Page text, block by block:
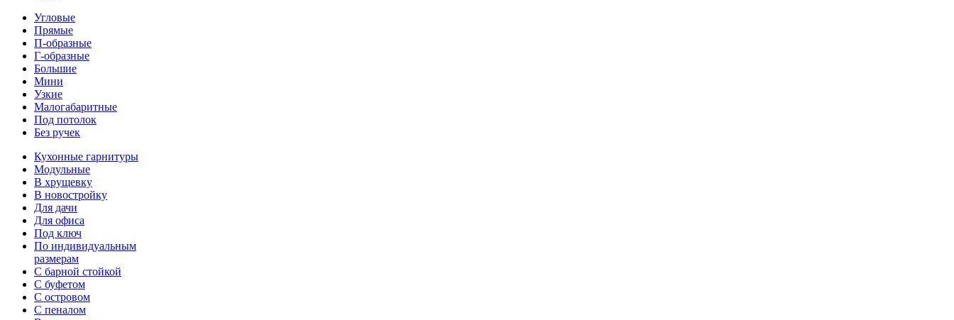
Угловые
Прямые
П-образные
Г-образные
Большие
Мини
Узкие
Малогабаритные
Под потолок
Без ручек
Кухонные гарнитуры
Модульные
В хрущевку
В новостройку
Для дачи
Для офиса
Под ключ
По индивидуальным
размерам
С барной стойкой
С буфетом
С островом
С пеналом